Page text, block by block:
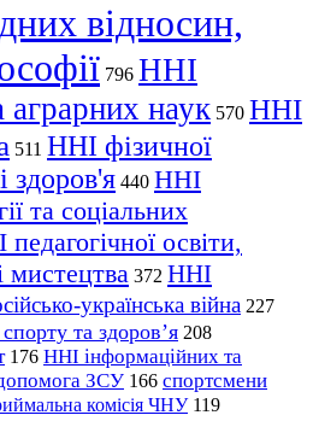
відносин,
796 ННІ
наук 570 ННІ
511 ННІ фізичної
здоров'я 440 ННІ
та соціальних
освіти,
мистецтва 372 ННІ
українська війна 227
та здоров’я 208
176 ННІ інформаційних та
ЗСУ 166 спортсмени
комісія ЧНУ 119